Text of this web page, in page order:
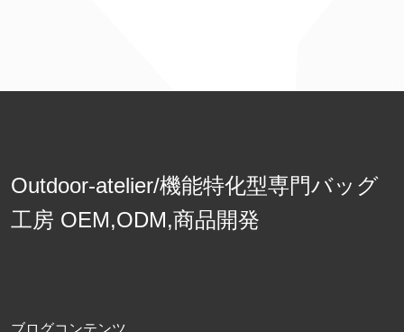
Outdoor-atelier/機能特化型専門バッグ
工房 OEM,ODM,商品開発
ブログコンテンツ